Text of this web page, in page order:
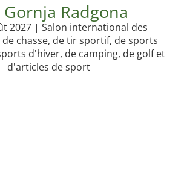
Gornja Radgona
2027 | Salon international des
chasse, de tir sportif, de sports
d'hiver, de camping, de golf et
d'articles de sport